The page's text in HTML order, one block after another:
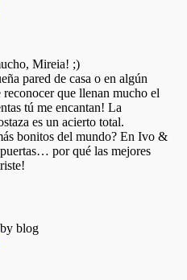
Mireia! ;)
pared de casa o en algún
que llenan mucho el
tú me encantan! La
es un acierto total.
bonitos del mundo? En Ivo &
por qué las mejores
blog